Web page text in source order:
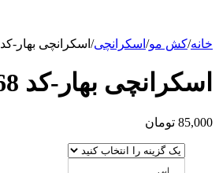
خانه/کش مو/ اسکرانچی/ اسکرانچی بهار-کد 1268
اسکرانچی بهار-کد 1268
85,000 تومان
ابی